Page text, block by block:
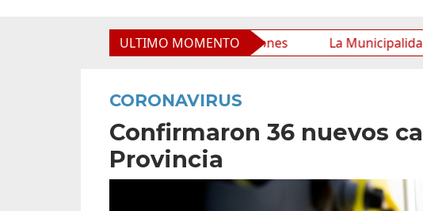
ULTIMO MOMENTO
y mejora sus prestaciones La Municipalidad de
CORONAVIRUS
Confirmaron 36 nuevos
Provincia